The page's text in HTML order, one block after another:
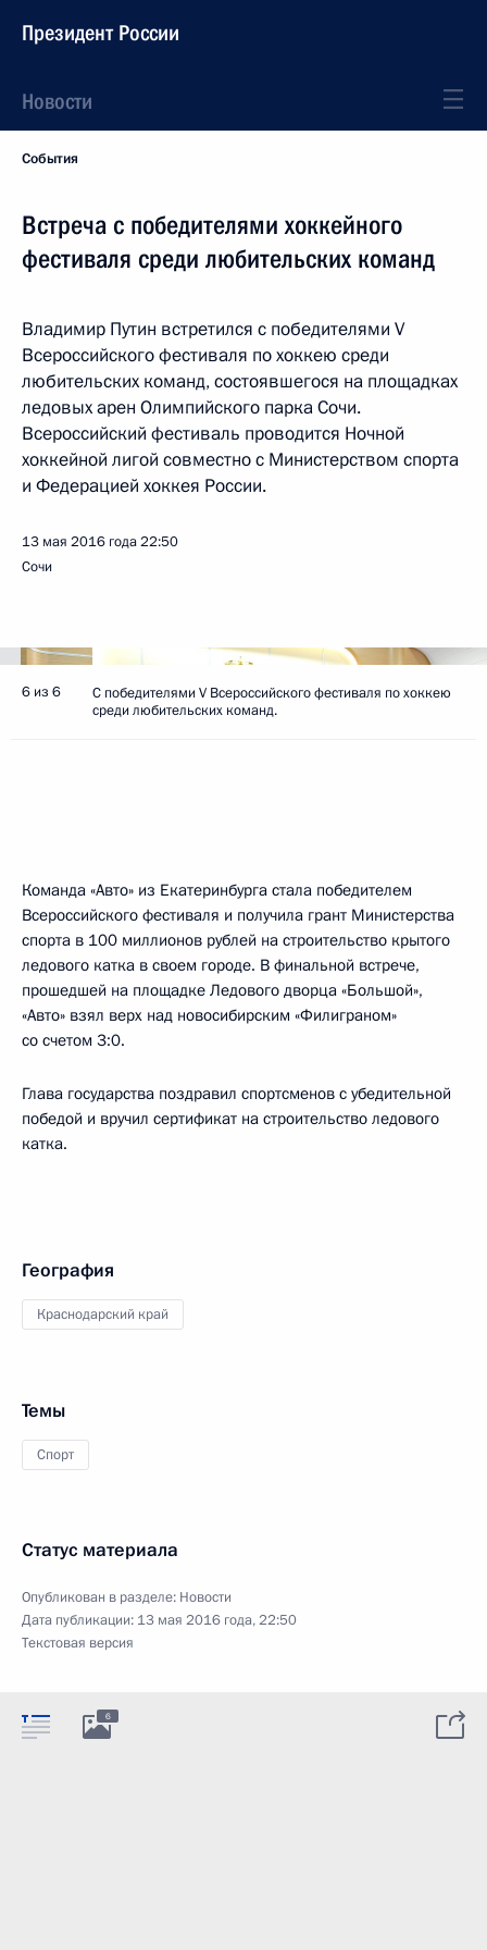
Президент России
Новости
События
Встреча с победителями хоккейного
фестиваля среди любительских команд
Владимир Путин встретился с победителями V
Всероссийского фестиваля по хоккею среди
любительских команд, состоявшегося на площадках
ледовых арен Олимпийского парка Сочи.
Всероссийский фестиваль проводится Ночной
хоккейной лигой совместно с Министерством спорта
и Федерацией хоккея России.
13 мая 2016 года22:50
Сочи
6 из 6
С победителями V Всероссийского фестиваля по хоккею
среди любительских команд.
Команда «Авто» из Екатеринбурга стала победителем
Всероссийского фестиваля и получила грант Министерства
спорта в 100 миллионов рублей на строительство крытого
ледового катка в своем городе. В финальной встрече,
прошедшей на площадке Ледового дворца «Большой»,
«Авто» взял верх над новосибирским «Филиграном»
со счетом 3:0.
Глава государства поздравил спортсменов с убедительной
победой и вручил сертификат на строительство ледового
катка.
География
Краснодарский край
Темы
Спорт
Статус материала
Опубликован в разделе: Новости
Дата публикации: 13 мая 2016 года, 22:50
Текстовая версия
6